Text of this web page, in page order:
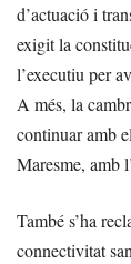
d’actuació i
exigit la
l’executiu per
A més, la
continuar amb
Maresme, amb
També s’ha
connectivitat